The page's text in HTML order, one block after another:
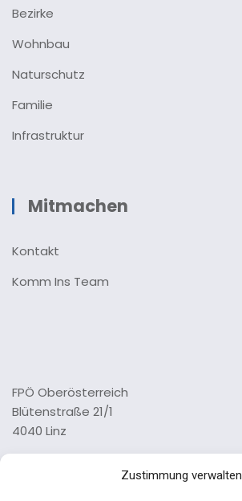
Zustimmung verwalten
Bezirke
Wohnbau
Naturschutz
Familie
Infrastruktur
Mitmachen
Kontakt
Komm Ins Team
FPÖ Oberösterreich
Blütenstraße 21/1
4040 Linz